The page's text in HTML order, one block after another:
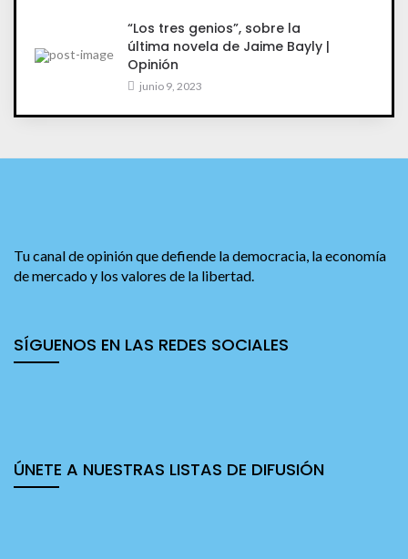
“Los tres genios”, sobre la
última novela de Jaime Bayly |
Opinión
junio 9, 2023
Tu canal de opinión que defiende la democracia, la economía
de mercado y los valores de la libertad.
SÍGUENOS EN LAS REDES SOCIALES
ÚNETE A NUESTRAS LISTAS DE DIFUSIÓN